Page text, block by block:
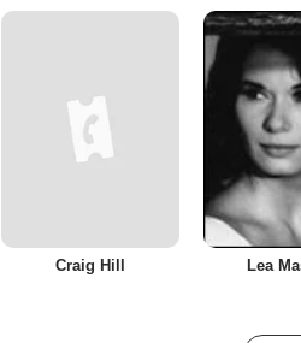
Craig Hill Lea